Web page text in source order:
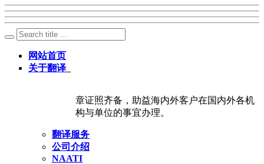
网站首页
关于翻译
章证照齐备，助益海内外客户在国内外各机
构与单位的事宜办理。
翻译服务
公司介绍
NAATI